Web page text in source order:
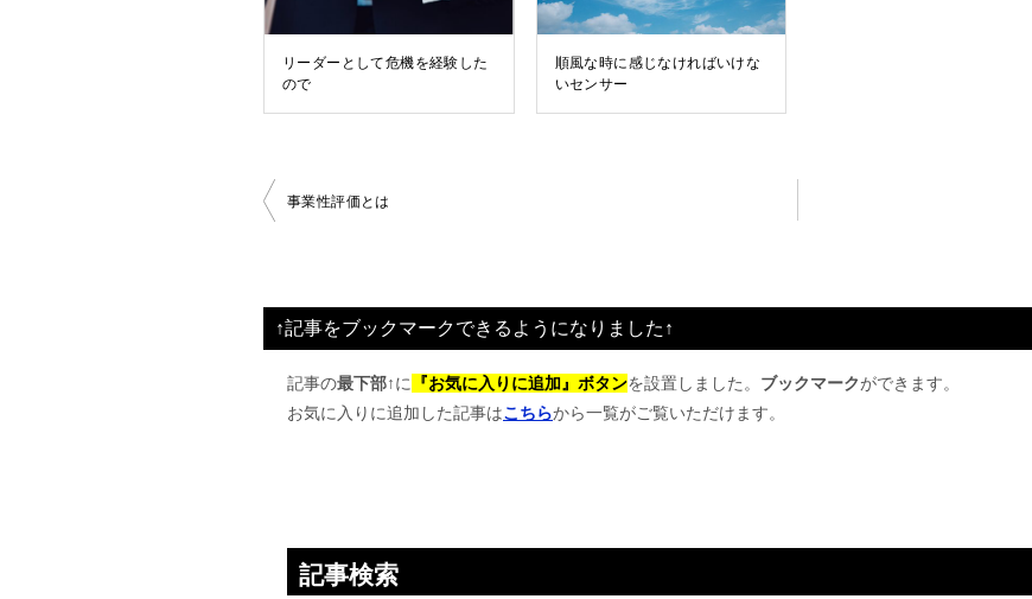
リーダーとして危機を経験した
ので
順風な時に感じなければいけな
いセンサー
投
ビ
ゲ
ー
シ
事業性評価とは
↑記事をブックマークできるようになりました↑
記事の最下部↑に 『お気に入りに追加』ボタンを設置しました。 ブックマークができます。
お気に入りに追加した記事はこちらから一覧がご覧いただけます。
記事検索